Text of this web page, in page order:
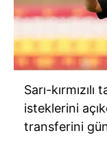
Sarı-
isteklerini
transferini